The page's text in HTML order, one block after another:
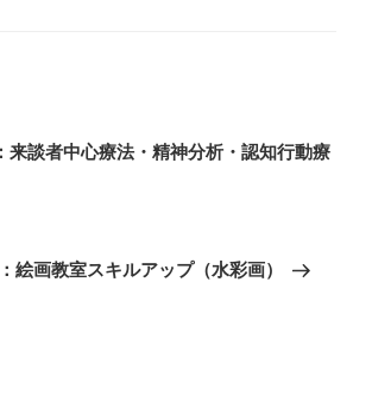
来談者中心療法・精神分析・認知行動療
絵画教室スキルアップ（水彩画）